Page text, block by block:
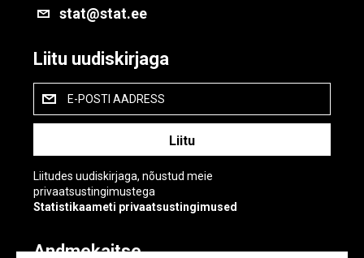
stat@stat.ee
Liitu uudiskirjaga
E-POSTI AADRESS
Liitudes uudiskirjaga, nõustud meie
privaatsustingimustega
Statistikaameti privaatsustingimused
Andmekaitse